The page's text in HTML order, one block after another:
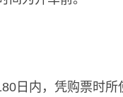
日内，凭购票时所